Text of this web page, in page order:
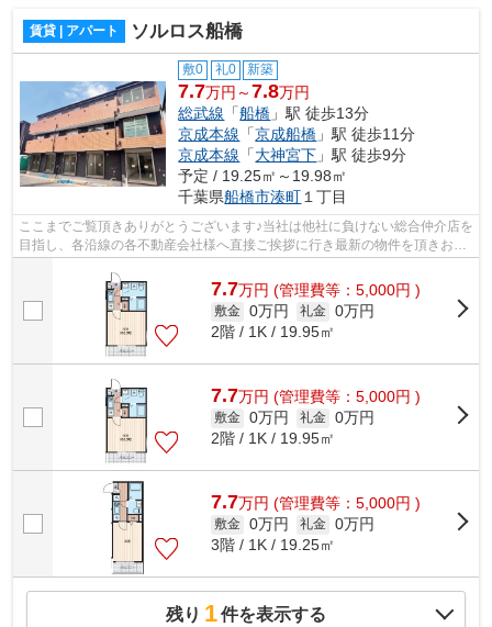
賃貸 | アパート ソルロス船橋
敷0 礼0 新築
7.7万円～7.8万円
総武線 「船橋 」駅 徒歩13分
京成本線 「京成船橋 」駅 徒歩11分
京成本線 「大神宮下 」駅 徒歩9分
予定 / 19.25㎡～19.98㎡
千葉県船橋市湊町 １丁目
ここまでご覧頂きありがとうございます♪当社は他社に負けない総合仲介店を
目指し、各沿線の各不動産会社様へ直接ご挨拶に行き最新の物件を頂きお客
様へ提供しております！最新の情報は...
7.7万円 (管理費等：5,000円 )
敷金 0万円 礼金 0万円
2階 / 1K / 19.95㎡
7.7万円 (管理費等：5,000円 )
敷金 0万円 礼金 0万円
2階 / 1K / 19.95㎡
7.7万円 (管理費等：5,000円 )
敷金 0万円 礼金 0万円
3階 / 1K / 19.25㎡
残り 1件を表示する